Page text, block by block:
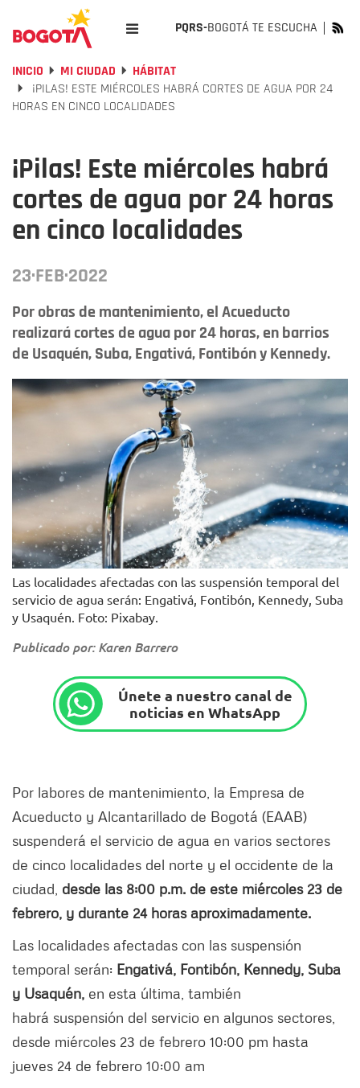
PQRS-BOGOTÁ TE ESCUCHA
INICIO MI CIUDAD
HÁBITAT
¡PILAS! ESTE MIÉRCOLES HABRÁ CORTES DE AGUA POR 24
HORAS EN CINCO LOCALIDADES
¡Pilas! Este miércoles habrá
cortes de agua por 24 horas
en cinco localidades
23·FEB·2022
Por obras de mantenimiento, el Acueducto
realizará cortes de agua por 24 horas, en barrios
de Usaquén, Suba, Engativá, Fontibón y Kennedy.
Las localidades afectadas con las suspensión temporal del
servicio de agua serán: Engativá, Fontibón, Kennedy, Suba
y Usaquén. Foto: Pixabay.
Publicado por: Karen Barrero
Únete a nuestro canal de
noticias en WhatsApp
Por labores de mantenimiento, la Empresa de
Acueducto y Alcantarillado de Bogotá (EAAB)
suspenderá el servicio de agua en varios sectores
de cinco localidades del norte y el occidente de la
ciudad, desde las 8:00 p.m. de este miércoles 23 de
febrero, y durante 24 horas aproximadamente.
Las localidades afectadas con las suspensión
temporal serán: Engativá, Fontibón, Kennedy, Suba
y Usaquén, en esta última, también
habrá suspensión del servicio en algunos sectores,
desde miércoles 23 de febrero 10:00 pm hasta
jueves 24 de febrero 10:00 am